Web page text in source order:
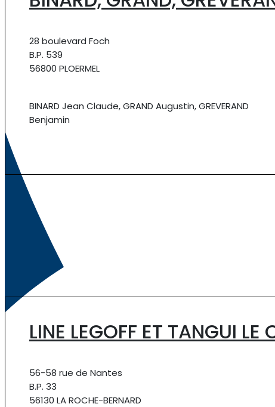
28 boulevard Foch
B.P. 539
56800 PLOERMEL
BINARD Jean Claude, GRAND Augustin, GREVERAND
Benjamin
LINE LEGOFF ET TANGUI LE
56-58 rue de Nantes
B.P. 33
56130 LA ROCHE-BERNARD